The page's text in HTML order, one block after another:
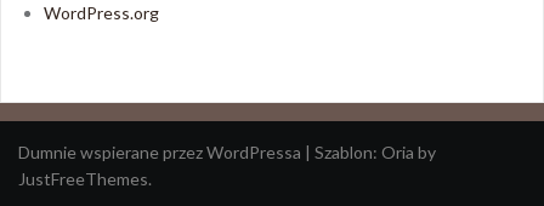
WordPress.org
Dumnie wspierane przez WordPressa | Szablon: Oria by
JustFreeThemes.